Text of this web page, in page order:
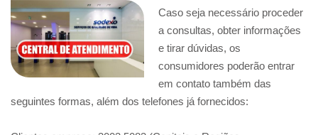
Caso seja necessário proceder
a consultas, obter informações
e tirar dúvidas, os
consumidores poderão entrar
em contato também das
seguintes formas, além dos telefones já fornecidos: